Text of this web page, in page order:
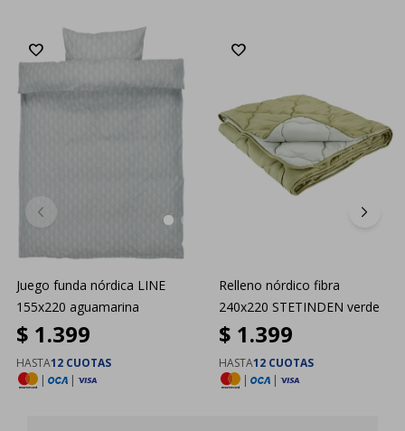
Juego funda nórdica LINE
155x220 aguamarina
$ 1.399
HASTA12 CUOTAS
|
|
Relleno nórdico fibra
240x220 STETINDEN verde
$ 1.399
HASTA12 CUOTAS
|
|